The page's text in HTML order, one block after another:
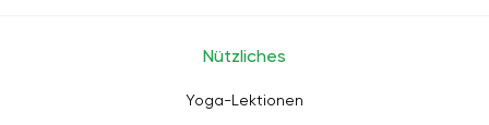
Nützliches
Yoga-Lektionen